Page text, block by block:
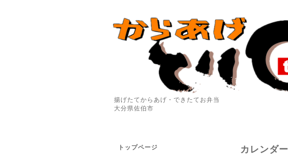
揚げたてからあげ・できたてお弁当
大分県佐伯市
カレンダー
トップページ